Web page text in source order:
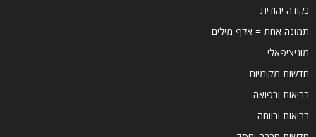
נקודה יהודית
תמונה אחת = אלף מילים
מוניציפאלי
חדשות מקומיות
בריאות ורפואה
בריאות ורווחה